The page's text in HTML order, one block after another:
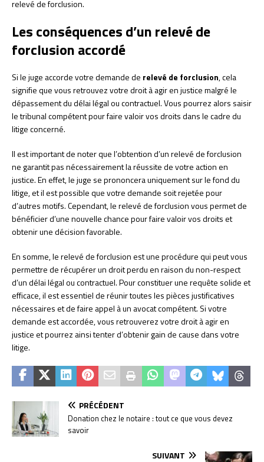
relevé de forclusion.
Les conséquences d’un relevé de
forclusion accordé
Si le juge accorde votre demande de relevé de forclusion, cela
signifie que vous retrouvez votre droit à agir en justice malgré le
dépassement du délai légal ou contractuel. Vous pourrez alors saisir
le tribunal compétent pour faire valoir vos droits dans le cadre du
litige concerné.
Il est important de noter que l’obtention d’un relevé de forclusion
ne garantit pas nécessairement la réussite de votre action en
justice. En effet, le juge se prononcera uniquement sur le fond du
litige, et il est possible que votre demande soit rejetée pour
d’autres motifs. Cependant, le relevé de forclusion vous permet de
bénéficier d’une nouvelle chance pour faire valoir vos droits et
obtenir une décision favorable.
En somme, le relevé de forclusion est une procédure qui peut vous
permettre de récupérer un droit perdu en raison du non-respect
d’un délai légal ou contractuel. Pour constituer une requête solide et
efficace, il est essentiel de réunir toutes les pièces justificatives
nécessaires et de faire appel à un avocat compétent. Si votre
demande est accordée, vous retrouverez votre droit à agir en
justice et pourrez ainsi tenter d’obtenir gain de cause dans votre
litige.
PRÉCÉDENT
Donation chez le notaire : tout ce que vous devez
savoir
SUIVANT